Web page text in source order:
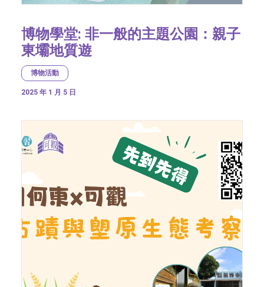
博物學堂: 非一般的主題公園：親子
東壩地質遊
博物活動
2025 年 1 月 5 日